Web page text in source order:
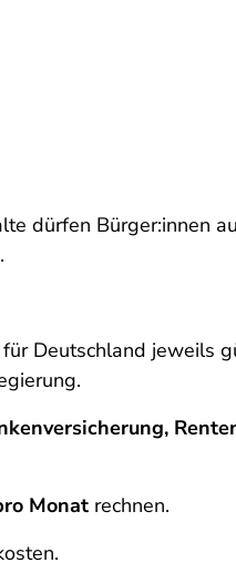
dürfen Bürger:innen
Deutschland jeweils
Monat rechnen.